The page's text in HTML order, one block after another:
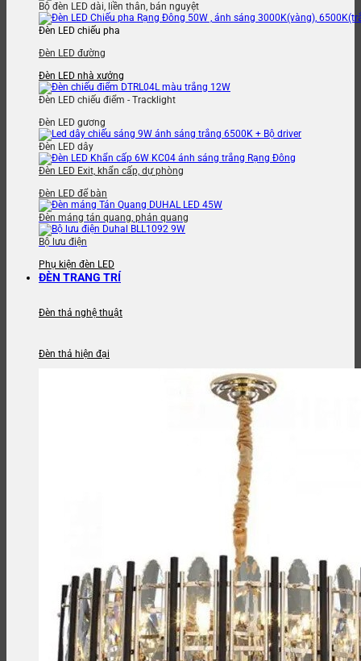
Bộ đèn LED dài, liền thân, bán nguyệt
Đèn LED chiếu pha
Đèn LED đường
Đèn LED nhà xưởng
Đèn LED chiếu điểm - Tracklight
Đèn LED gương
Đèn LED dây
Đèn LED Exit, khẩn cấp, dự phòng
Đèn LED để bàn
Đèn máng tán quang, phản quang
Bộ lưu điện
Phụ kiện đèn LED
ĐÈN TRANG TRÍ
Đèn thả nghệ thuật
Đèn thả hiện đại